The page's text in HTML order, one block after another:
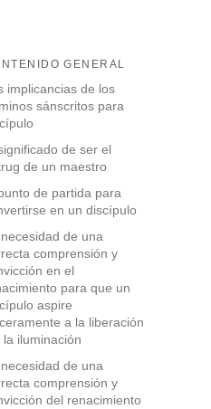
GENERAL
implicancias de los
sánscritos para
de ser el
de un maestro
de partida para
en un discípulo
de una
comprensión y
en el
para que un
aspire
a la liberación
la iluminación
de una
comprensión y
del renacimiento